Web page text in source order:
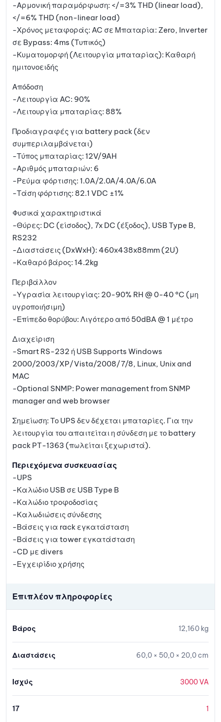
-Αρμονική παραμόρφωση: </=3% THD (linear load),
</=6% THD (non-linear load)
-Χρόνος μεταφοράς: AC σε Μπαταρία: Zero, Inverter
σε Bypass: 4ms (Τυπικός)
-Κυματομορφή (Λειτουργία μπαταρίας): Καθαρή
ημιτονοειδής
Απόδοση
-Λειτουργία AC: 90%
-Λειτουργία μπαταρίας: 88%
Προδιαγραφές για battery pack (δεν
συμπεριλαμβάνεται)
-Τύπος μπαταρίας: 12V/9AH
-Αριθμός μπαταριών: 6
-Ρεύμα φόρτισης: 1.0A/2.0A/4.0A/6.0A
-Τάση φόρτισης: 82.1 VDC ±1%
Φυσικά χαρακτηριστικά
-Θύρες: DC (είσοδος), 7x DC (έξοδος), USB Type B,
RS232
-Διαστάσεις (DxWxH): 460x438x88mm (2U)
-Καθαρό βάρος: 14.2kg
Περιβάλλον
-Υγρασία λειτουργίας: 20-90% RH @ 0-40 °C (μη
υγροποιήσιμη)
-Επίπεδο θορύβου: Λιγότερο από 50dBA @ 1 μέτρο
Διαχείριση
-Smart RS-232 ή USB Supports Windows
2000/2003/XP/Vista/2008/7/8, Linux, Unix and
MAC
-Optional SNMP: Power management from SNMP
manager and web browser
Σημείωση: Το UPS δεν δέχεται μπαταρίες. Για την
λειτουργία του απαιτείται η σύνδεση με το battery
pack PT-1363 (πωλείται ξεχωριστά).
Περιεχόμενα συσκευασίας
-UPS
-Καλώδιο USB σε USB Type B
-Καλώδιο τροφοδοσίας
-Καλωδιώσεις σύνδεσης
-Βάσεις για rack εγκατάσταση
-Βάσεις για tower εγκατάσταση
-CD με divers
-Εγχειρίδιο χρήσης
Επιπλέον πληροφορίες
Βάρος 12,160 kg
Διαστάσεις 60,0 × 50,0 × 20,0 cm
Ισχύς 3000 VA
17 1